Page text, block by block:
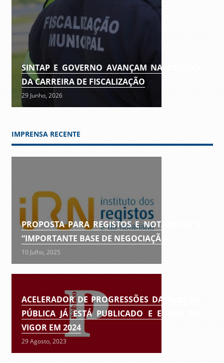
SINTAP E GOVERNO AVANÇAM NA REVISÃO
DA CARREIRA DE FISCALIZAÇÃO
29 Junho, 2026
IMPRENSA RECENTE
PROPOSTA PARA REGISTOS E NOTARIADO É
“IMPORTANTE BASE DE NEGOCIAÇÃO”
10 Julho, 2025
ACELERADOR DE PROGRESSÕES DA FUNÇÃO
PÚBLICA JÁ ESTÁ PUBLICADO E ENTRA EM
VIGOR EM 2024
29 Agosto, 2023